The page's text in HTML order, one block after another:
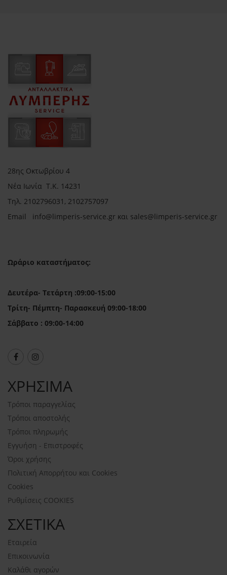
28ης Οκτωβρίου 4
Νέα Ιωνία Τ.Κ. 14231
Τηλ. 2102796031, 2102757097
Email info@limperis-service.gr και sales@limperis-service.gr
Ωράριο καταστήματος:
Δευτέρα- Τετάρτη :09:00-15:00
Τρίτη- Πέμπτη- Παρασκευή 09:00-18:00
Σάββατο : 09:00-14:00
ΧΡΗΣΙΜΑ
Τρόποι παραγγελίας
Τρόποι αποστολής
Τρόποι πληρωμής
Εγγυήση - Επιστροφές
Όροι χρήσης
Πολιτική Απορρήτου και Cookies
Cookies
Ρυθμίσεις COOKIES
ΣΧΕΤΙΚΑ
Εταιρεία
Επικοινωνία
Καλάθι αγορών